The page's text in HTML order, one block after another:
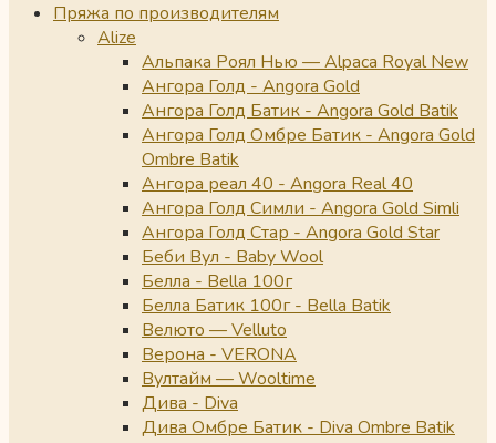
Пряжа по производителям
Alize
Альпака Роял Нью — Alpaca Royal New
Ангора Голд - Angora Gold
Ангора Голд Батик - Angora Gold Batik
Ангора Голд Омбре Батик - Angora Gold
Ombre Batik
Ангора реал 40 - Angora Real 40
Ангора Голд Симли - Angora Gold Simli
Ангора Голд Стар - Angora Gold Star
Беби Вул - Baby Wool
Белла - Bella 100г
Белла Батик 100г - Bella Batik
Велюто — Velluto
Верона - VERONA
Вултайм — Wooltime
Дива - Diva
Дива Омбре Батик - Diva Ombre Batik